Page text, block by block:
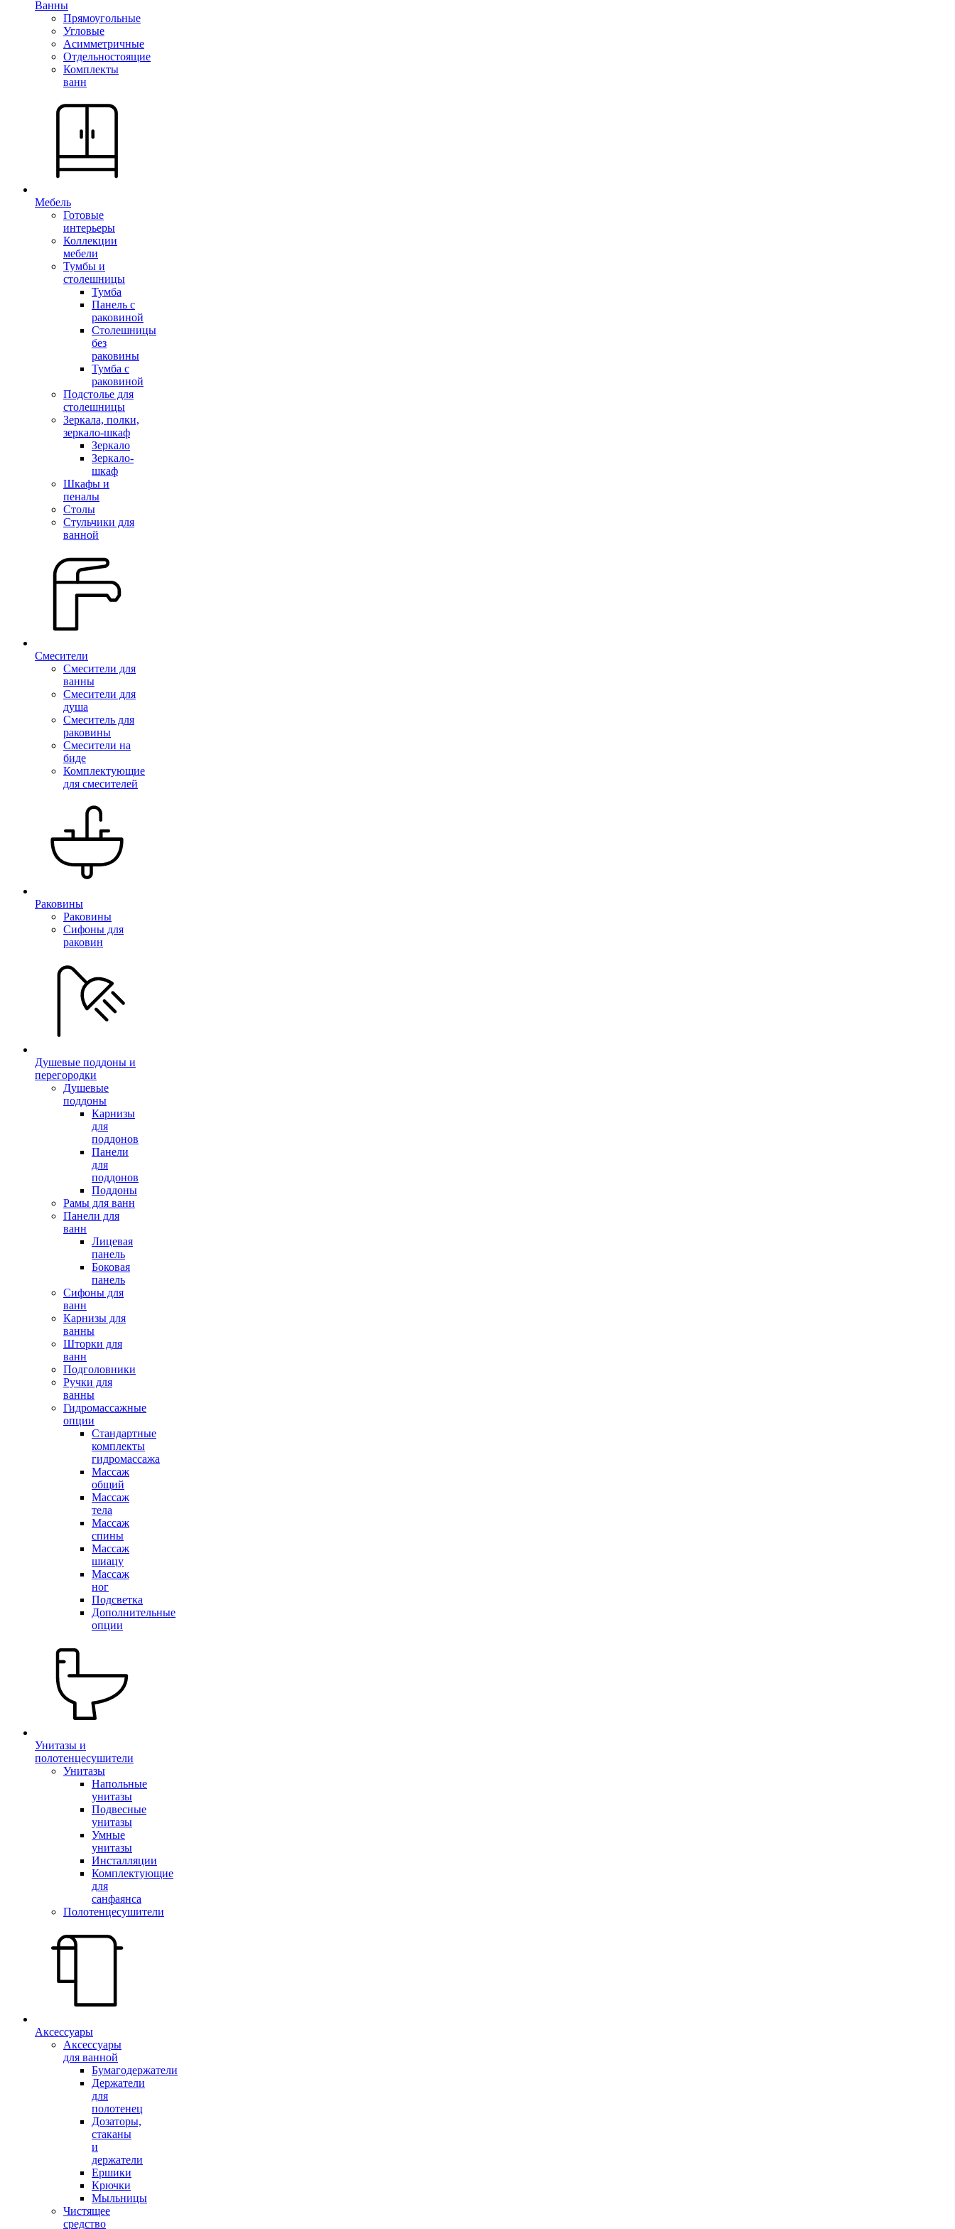
Ванны
Прямоугольные
Угловые
Асимметричные
Отдельностоящие
Комплекты
ванн
Мебель
Готовые
интерьеры
Коллекции
мебели
Тумбы и
столешницы
Тумба
Панель с
раковиной
Столешницы
без
раковины
Тумба с
раковиной
Подстолье для
столешницы
Зеркала, полки,
зеркало-шкаф
Зеркало
Зеркало-
шкаф
Шкафы и
пеналы
Столы
Стульчики для
ванной
Смесители
Смесители для
ванны
Смесители для
душа
Смеситель для
раковины
Смесители на
биде
Комплектующие
для смесителей
Раковины
Раковины
Сифоны для
раковин
Душевые поддоны и
перегородки
Душевые
поддоны
Карнизы
для
поддонов
Панели
для
поддонов
Поддоны
Рамы для ванн
Панели для
ванн
Лицевая
панель
Боковая
панель
Сифоны для
ванн
Карнизы для
ванны
Шторки для
ванн
Подголовники
Ручки для
ванны
Гидромассажные
опции
Стандартные
комплекты
гидромассажа
Массаж
общий
Массаж
тела
Массаж
спины
Массаж
шиацу
Массаж
ног
Подсветка
Дополнительные
опции
Унитазы и
полотенцесушители
Унитазы
Напольные
унитазы
Подвесные
унитазы
Умные
унитазы
Инсталляции
Комплектующие
для
санфаянса
Полотенцесушители
Аксессуары
Аксессуары
для ванной
Бумагодержатели
Держатели
для
полотенец
Дозаторы,
стаканы
и
держатели
Ершики
Крючки
Мыльницы
Чистящее
средство